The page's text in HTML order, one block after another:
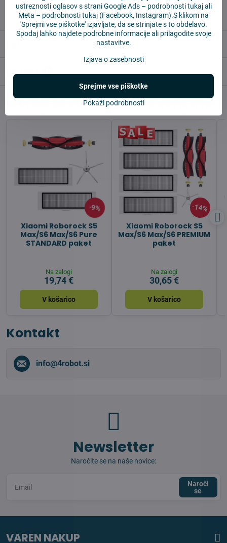
✅ BREZPLAČNA dostava nad 55 EUR
✅14 dni za vračilo blaga
Reviews
Morda se vam bo zdelo koristno
9%
Xiaomi Roborock S5
Max/S6 Max/S6 Pure
STANDARD paket
Na zalogi
19,74 €
V košarico
14%
Xiaomi Roborock S5
Max/S6 Max/S6 PREMIUM
paket
Na zalogi
30,65 €
V košarico
Kontakt
info​@4robot​.si
Newsletter
Naročite se na naše novice:
Naroči
se
VAREN NAKUP
ustreznosti oglasov s strani Google Ads – podrobnosti tukajali
Meta – podrobnosti tukaj (Facebook, Instagram).S klikom na
'Sprejmi vse piškotke' izjavljate, da se strinjate s to obdelavo.
Spodaj lahko najdete podrobne informacije ali prilagodite svoje
nastavitve.
Izjava o zasebnosti
Pokaži podrobnosti
Sprejme vse piškotke